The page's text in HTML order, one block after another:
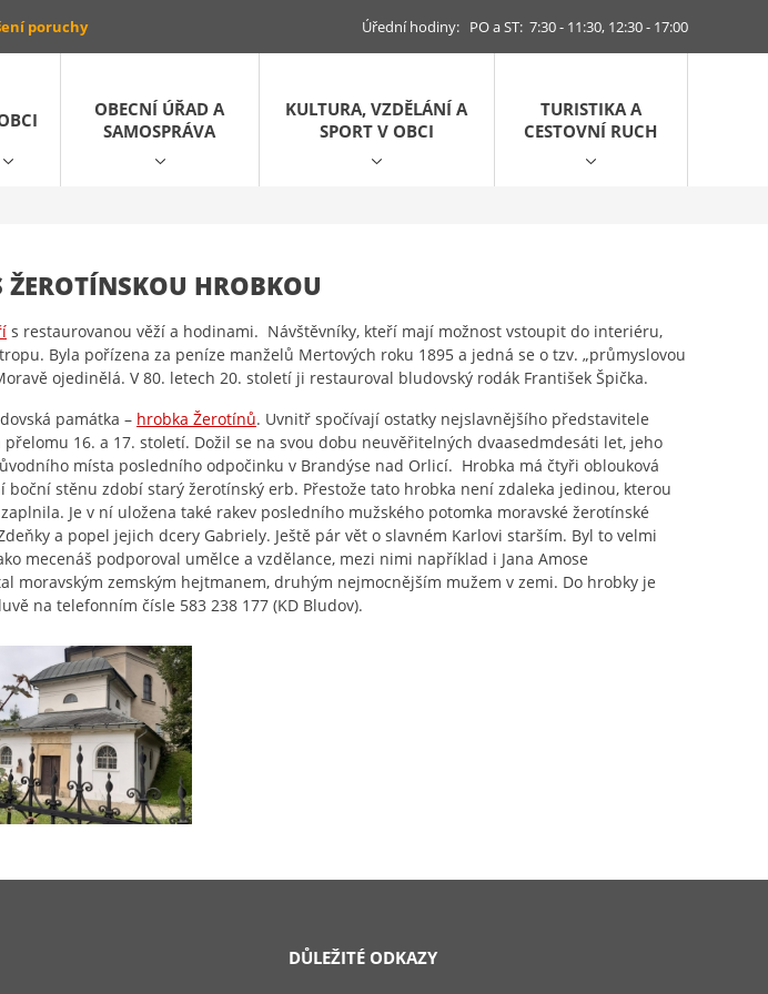
poruchy Úřední hodiny: PO a ST: 7:30 - 11:30, 12:30 - 17:00
OBECNÍ ÚŘAD A
SAMOSPRÁVA
KULTURA, VZDĚLÁNÍ A
SPORT V OBCI
TURISTIKA A
CESTOVNÍ RUCH
ŽEROTÍNSKOU HROBKOU
s restaurovanou věží a hodinami. Návštěvníky, kteří mají možnost vstoupit do interiéru,
Byla pořízena za peníze manželů Mertových roku 1895 a jedná se o tzv. „průmyslovou
ojedinělá. V 80. letech 20. století ji restauroval bludovský rodák František Špička.
památka – hrobka Žerotínů. Uvnitř spočívají ostatky nejslavnějšího představitele
16. a 17. století. Dožil se na svou dobu neuvěřitelných dvaasedmdesáti let, jeho
místa posledního odpočinku v Brandýse nad Orlicí. Hrobka má čtyři oblouková
boční stěnu zdobí starý žerotínský erb. Přestože tato hrobka není zdaleka jedinou, kterou
Je v ní uložena také rakev posledního mužského potomka moravské žerotínské
a popel jejich dcery Gabriely. Ještě pár vět o slavném Karlovi starším. Byl to velmi
mecenáš podporoval umělce a vzdělance, mezi nimi například i Jana Amose
moravským zemským hejtmanem, druhým nejmocnějším mužem v zemi. Do hrobky je
na telefonním čísle 583 238 177 (KD Bludov).
DŮLEŽITÉ ODKAZY